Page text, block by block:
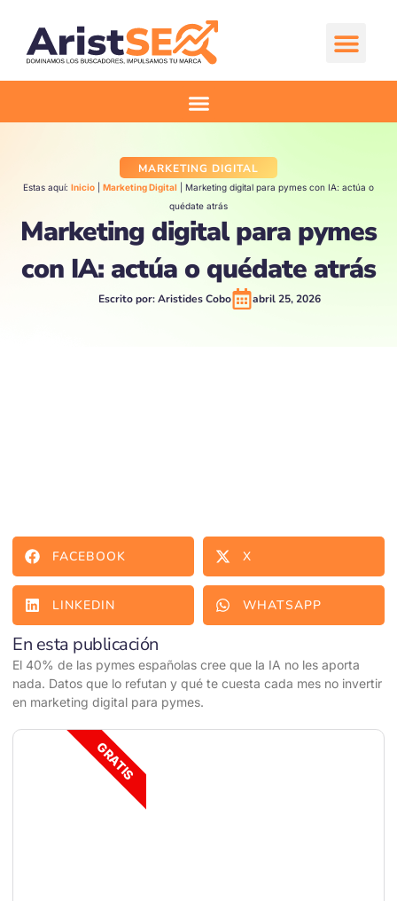
contenido
MARKETING DIGITAL
Estas aquí: Inicio Marketing Digital
Marketing digital para pymes con IA: actúa o
quédate atrás
Marketing digital para pymes
con IA: actúa o quédate atrás
Escrito por:Aristides Cobo abril 25, 2026
FACEBOOK X
LINKEDIN WHATSAPP
En esta publicación
El 40% de las pymes españolas cree que la IA no les aporta
nada. Datos que lo refutan y qué te cuesta cada mes no invertir
en marketing digital para pymes.
GRATIS